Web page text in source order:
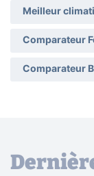
Meilleur
Comparateur
Comparateur